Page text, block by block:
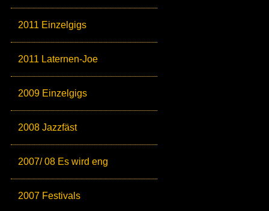
2011 Einzelgigs
2011 Laternen-Joe
2009 Einzelgigs
2008 Jazzfäst
2007/ 08 Es wird eng
2007 Festivals